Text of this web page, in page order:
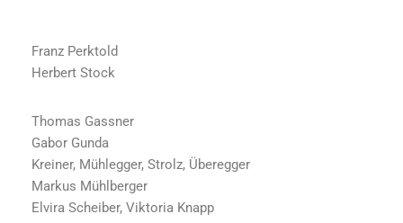
Franz Perktold
Herbert Stock
Thomas Gassner
Gabor Gunda
Kreiner, Mühlegger, Strolz, Überegger
Markus Mühlberger
Elvira Scheiber, Viktoria Knapp